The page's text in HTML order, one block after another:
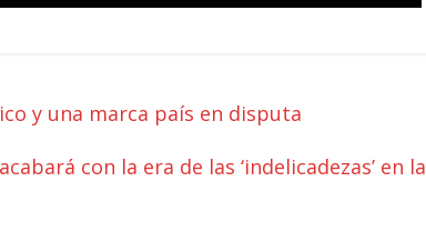
y una marca país en disputa
con la era de las ‘indelicadezas’ en la